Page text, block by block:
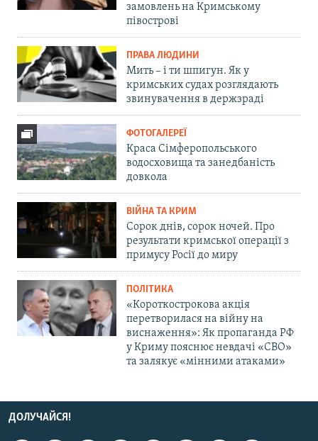
замовлень на Кримському
півострові
ПРАВА ЛЮДИНИ
Мить – і ти шпигун. Як у
кримських судах розглядають
звинувачення в держзраді
ФОТОГАЛЕРЕЇ
Краса Сімферопольського
водосховища та занедбаність
довкола
ВІЙНА ТА КРИМ
Сорок днів, сорок ночей. Про
результати кримської операції з
примусу Росії до миру
ПОЛІТИКА
«Короткострокова акція
перетворилася на війну на
виснаження»: Як пропаганда РФ
у Криму пояснює невдачі «СВО»
та залякує «мінними атаками»
ДОЛУЧАЙСЯ!